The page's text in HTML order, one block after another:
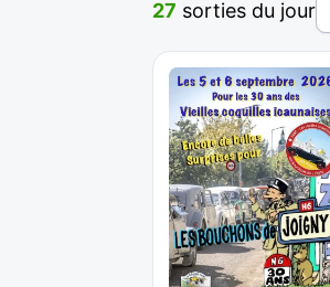
27 sorties du jour